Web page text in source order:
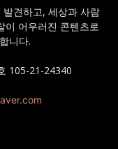
견하고, 세상과 사람
이 어우러진 콘텐츠로
니다.
105-21-24340